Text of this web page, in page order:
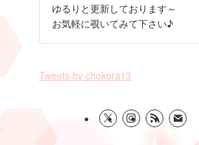
ゆるりと更新しております～
お気軽に覗いてみて下さい♪
Tweets by chokora13